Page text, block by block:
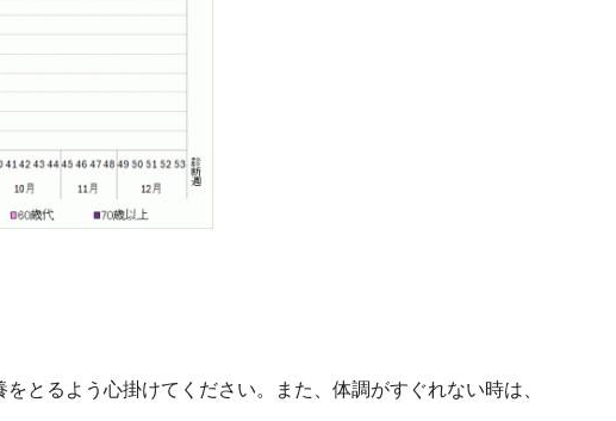
とるよう心掛けてください。また、体調がすぐれない時は、